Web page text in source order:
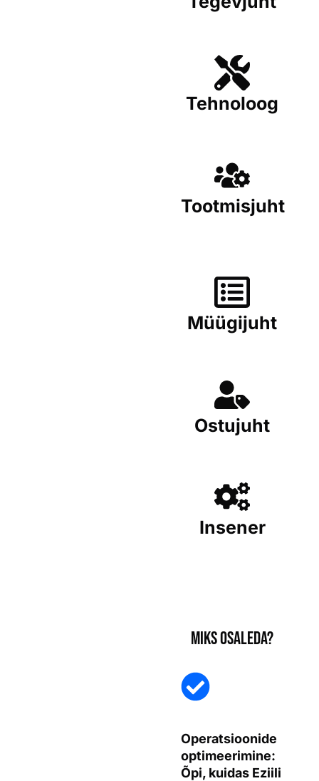
Tehnoloog
Tootmisjuht
Müügijuht
Ostujuht
Insener
Miks osaleda?
Operatsioonide
optimeerimine:
Õpi, kuidas Eziili